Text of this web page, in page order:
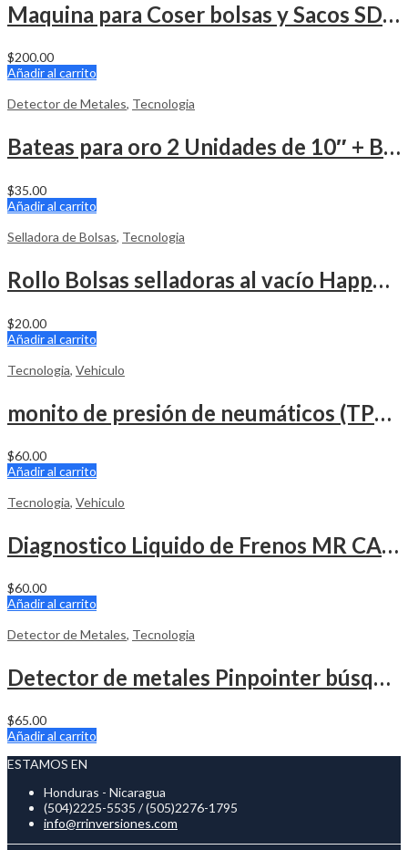
Maquina para Coser bolsas y Sacos SDRTOP 110v
$200.00
Añadir al carrito
Detector de Metales, Tecnologia
Bateas para oro 2 Unidades de 10″ + Bote sorbete
$35.00
Añadir al carrito
Selladora de Bolsas, Tecnologia
Rollo Bolsas selladoras al vacío Happy Seal 8″ x 50 Pies
$20.00
Añadir al carrito
Tecnologia, Vehiculo
monito de presión de neumáticos (TPMS) CALIDAKA para automóviles
$60.00
Añadir al carrito
Tecnologia, Vehiculo
Diagnostico Liquido de Frenos MR CARTOOL DOT3, DOT4, DOT5
$60.00
Añadir al carrito
Detector de Metales, Tecnologia
Detector de metales Pinpointer búsqueda de 360 ° IP66
$65.00
Añadir al carrito
ESTAMOS EN
Honduras - Nicaragua
(504)2225-5535 / (505)2276-1795
info@rrinversiones.com